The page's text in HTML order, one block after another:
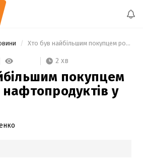
Хто був найбільшим покупцем російських нафтопродуктів у червні
2 хв
покупцем
нафтопродуктів у